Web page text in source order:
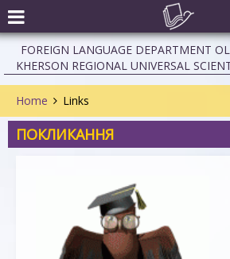
FOREIGN LANGUAGE DEPARTMENT
KHERSON REGIONAL UNIVERSAL
Home Links
ПОКЛИКАННЯ